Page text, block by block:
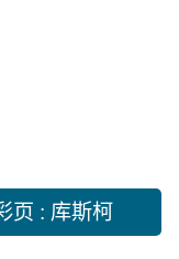
页 : 库斯柯